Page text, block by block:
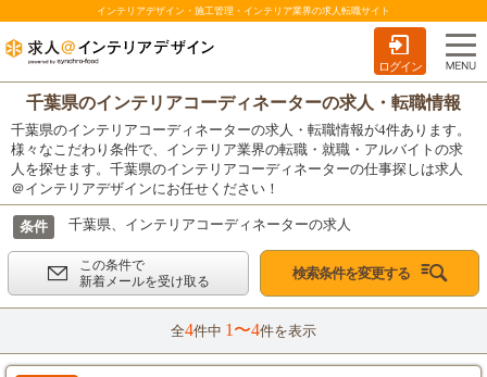
インテリアデザイン・施工管理・インテリア業界の求人転職サイト
ログイン
千葉県のインテリアコーディネーターの求人・転職情報
千葉県のインテリアコーディネーターの求人・転職情報が4件あります。
様々なこだわり条件で、インテリア業界の転職・就職・アルバイトの求
人を探せます。千葉県のインテリアコーディネーターの仕事探しは求人
＠インテリアデザインにお任せください！
条件 千葉県、インテリアコーディネーターの求人
この条件で
新着メールを受け取る
検索条件を変更する
全4件中 1〜4件を表示